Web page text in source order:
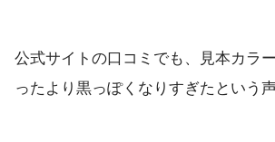
公式サイトの口コミでも、見本カラ
ったより黒っぽくなりすぎたという声